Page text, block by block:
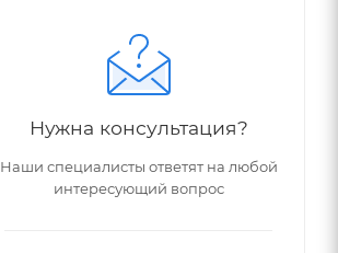
Нужна консультация?
Наши специалисты ответят на любой
интересующий вопрос